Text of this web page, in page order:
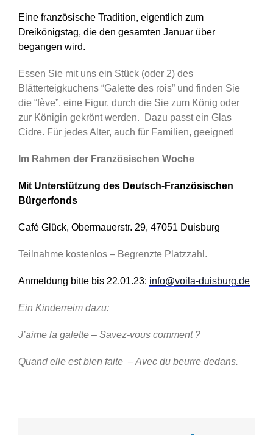
Eine französische Tradition, eigentlich zum
Dreikönigstag, die den gesamten Januar über
begangen wird.
Essen Sie mit uns ein Stück (oder 2) des
Blätterteigkuchens “Galette des rois” und finden Sie
die “fève”, eine Figur, durch die Sie zum König oder
zur Königin gekrönt werden. Dazu passt ein Glas
Cidre. Für jedes Alter, auch für Familien, geeignet!
Im Rahmen der Französischen Woche
Mit Unterstützung des Deutsch-Französischen
Bürgerfonds
Café Glück, Obermauerstr. 29, 47051 Duisburg
Teilnahme kostenlos – Begrenzte Platzzahl.
Anmeldung bitte bis 22.01.23: info@voila-duisburg.de
Ein Kinderreim dazu:
J’aime la galette – Savez-vous comment ?
Quand elle est bien faite – Avec du beurre dedans.